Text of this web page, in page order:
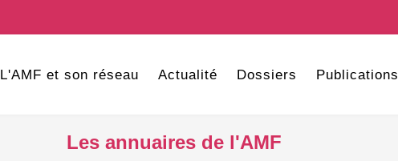
L'AMF et son réseau Actualité Dossiers Publications
Les annuaires de l'AMF